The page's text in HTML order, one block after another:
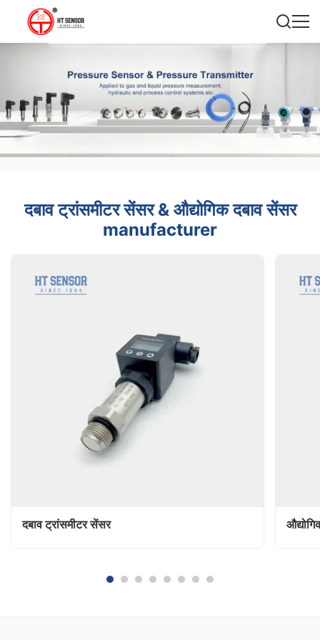
दबाव ट्रांसमीटर सेंसर & औद्योगिक दबाव सेंसर
manufacturer
दबाव ट्रांसमीटर सेंसर